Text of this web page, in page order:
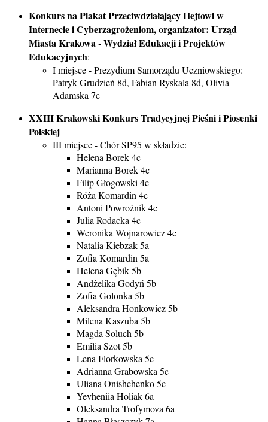
Konkurs na Plakat Przeciwdziałający Hejtowi w
Internecie i Cyberzagrożeniom, organizator: Urząd
Miasta Krakowa - Wydział Edukacji i Projektów
Edukacyjnych:
I miejsce - Prezydium Samorządu Uczniowskiego:
Patryk Grudzień 8d, Fabian Ryskala 8d, Olivia
Adamska 7c
XXIII Krakowski Konkurs Tradycyjnej Pieśni i Piosenki
Polskiej
III miejsce - Chór SP95 w składzie:
Helena Borek 4c
Marianna Borek 4c
Filip Głogowski 4c
Róża Komardin 4c
Antoni Powroźnik 4c
Julia Rodacka 4c
Weronika Wojnarowicz 4c
Natalia Kiebzak 5a
Zofia Komardin 5a
Helena Gębik 5b
Andżelika Godyń 5b
Zofia Golonka 5b
Aleksandra Honkowicz 5b
Milena Kaszuba 5b
Magda Soluch 5b
Emilia Szot 5b
Lena Florkowska 5c
Adrianna Grabowska 5c
Uliana Onishchenko 5c
Yevheniia Holiak 6a
Oleksandra Trofymova 6a